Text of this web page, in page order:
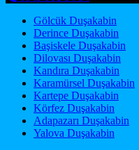
Gölcük Duşakabin
Derince Duşakabin
Başiskele Duşakabin
Dilovası Duşakabin
Kandıra Duşakabin
Karamürsel Duşakabin
Kartepe Duşakabin
Körfez Duşakabin
Adapazarı Duşakabin
Yalova Duşakabin